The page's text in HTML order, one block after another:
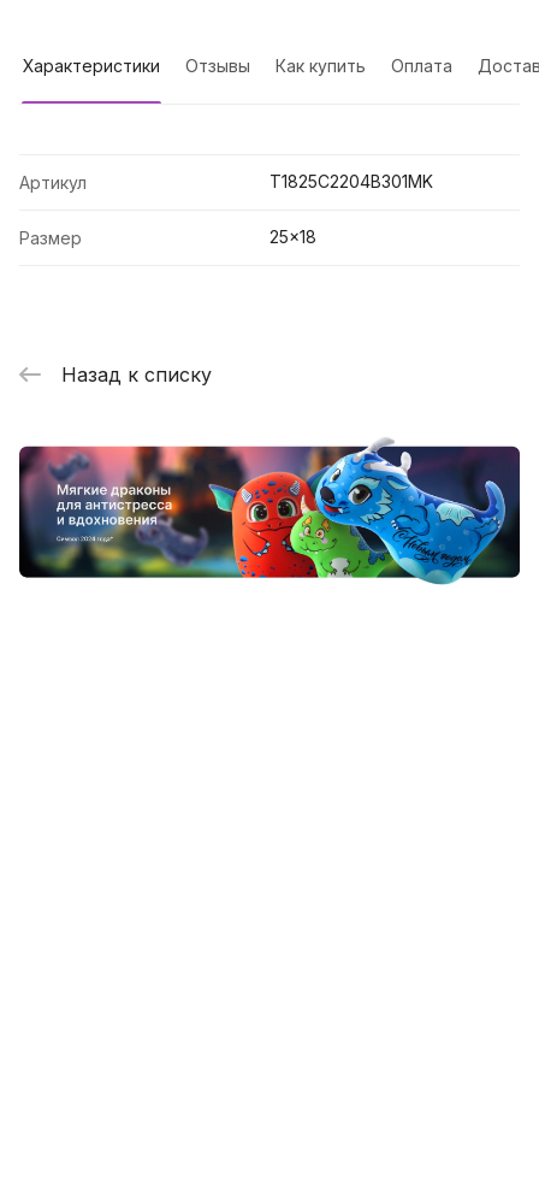
Характеристики Отзывы Как купить Оплата
Артикул T1825C2204B301MK
Размер 25x18
Назад к списку